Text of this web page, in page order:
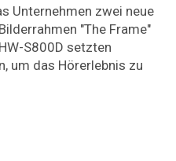
Unternehmen zwei neue
"The Frame"
S800D setzten
um das Hörerlebnis zu